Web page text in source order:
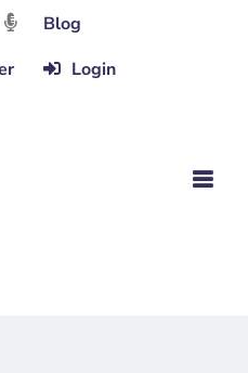
Blog
Login